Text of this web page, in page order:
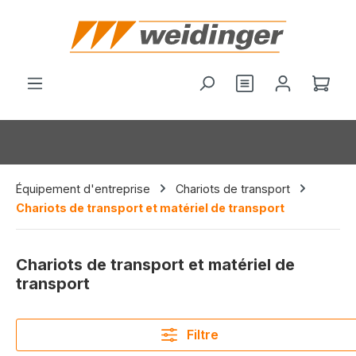
principal
Le
Équipement d'entreprise
Chariots de transport
Chariots de transport et matériel de transport
Chariots de transport et matériel de
transport
Filtre